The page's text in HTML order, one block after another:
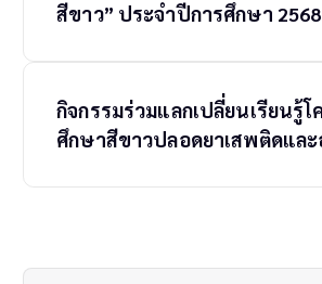
i
สีขาว” ประจำปีการศึกษา 2568
กิจกรรมร่วมแลกเปลี่ยนเรียนรู้โ
ศึกษาสีขาวปลอดยาเสพติดแล